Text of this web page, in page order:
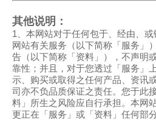
其他说明：
1、本网站对于任何包于、经由、
网站有关服务（以下简称「服务」
告（以下简称「资料」），不声明
靠性；并且，对于您透过「服务」
示、购买或取得之任何产品、资讯
司亦不负品质保证之责任。您于此
料」所生之风险应自行承担。本网
更正在「服务」或「资料」任何部